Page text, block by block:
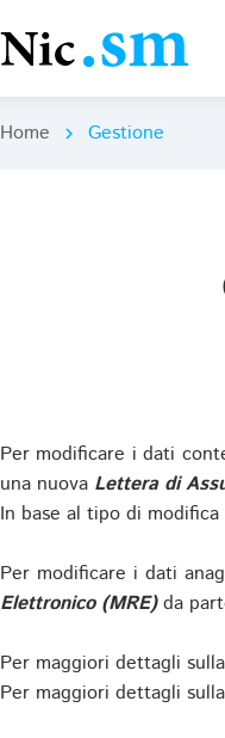
Home chevron_right Gestione
Per modificare i dati
una nuova Lettera di
In base al tipo di
Per modificare i dati
Elettronico (MRE)da
Per maggiori dettagli
Per maggiori dettagli